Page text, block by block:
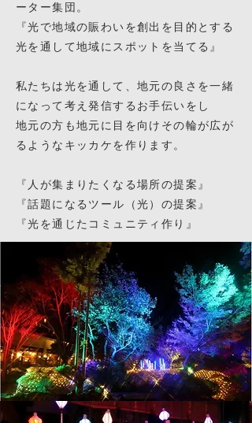
ーター集団。
『光で地域の賑わいを創出を目的とする
光を通して地域にスポットを当てる』
私たちは光を通して、地元の良さを一緒
になって考え発信するお手伝いをし
地元の方も地元に目を向けその輪が広が
るようなキッカケを作ります。
『人が集まりたくなる場所の提案』
『話題になるツール（光）の提案』
『光を通じたコミュニティ作り』